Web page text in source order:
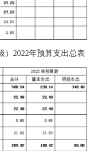
）2022年预算支出总表